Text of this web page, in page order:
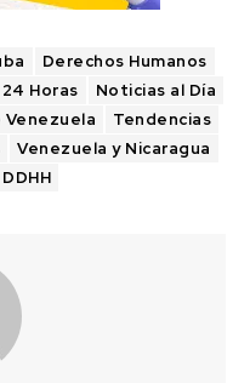
Derechos Humanos
Horas
Noticias al Día
Tendencias
Venezuela y Nicaragua